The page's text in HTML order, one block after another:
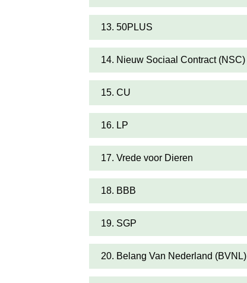
13. 50PLUS
14. Nieuw Sociaal Contract (NSC)
15. CU
16. LP
17. Vrede voor Dieren
18. BBB
19. SGP
20. Belang Van Nederland (BVNL)